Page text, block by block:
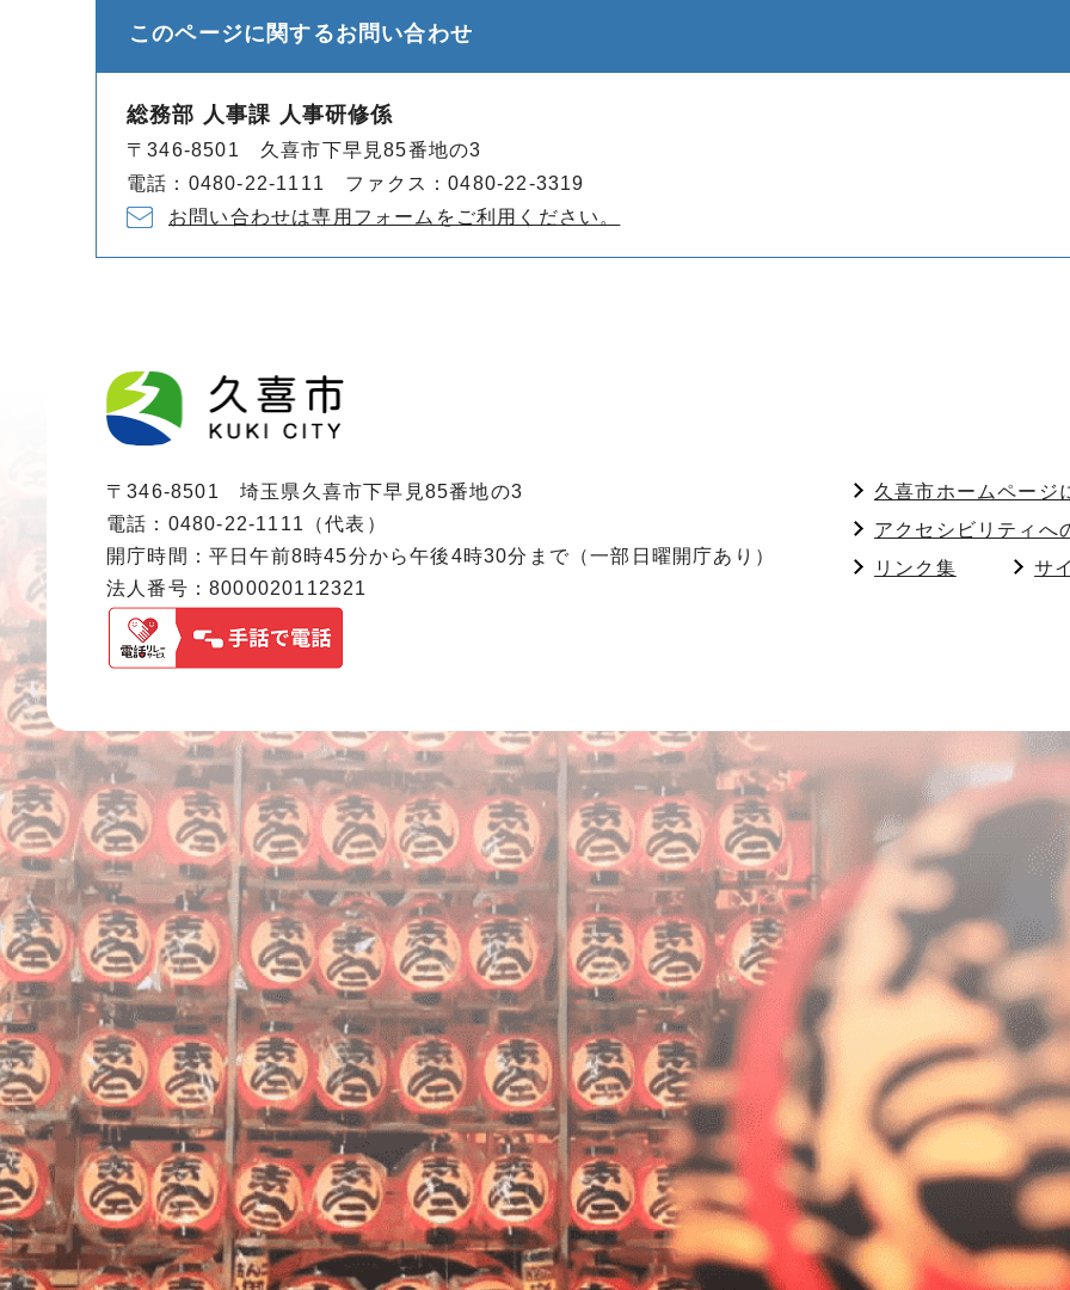
このページに関するお問い合わせ
総務部 人事課 人事研修係
〒346-8501 久喜市下早見85番地の3
電話：0480-22-1111 ファクス：0480-22-3319
お問い合わせは専用フォームをご利用ください。
〒346-8501 埼玉県久喜市下早見85番地の3
電話：0480-22-1111（代表）
開庁時間：平日午前8時45分から午後4時30分まで（一部日曜開庁あり）
法人番号：8000020112321
久喜市ホームページ
アクセシビリティへ
リンク集
サ